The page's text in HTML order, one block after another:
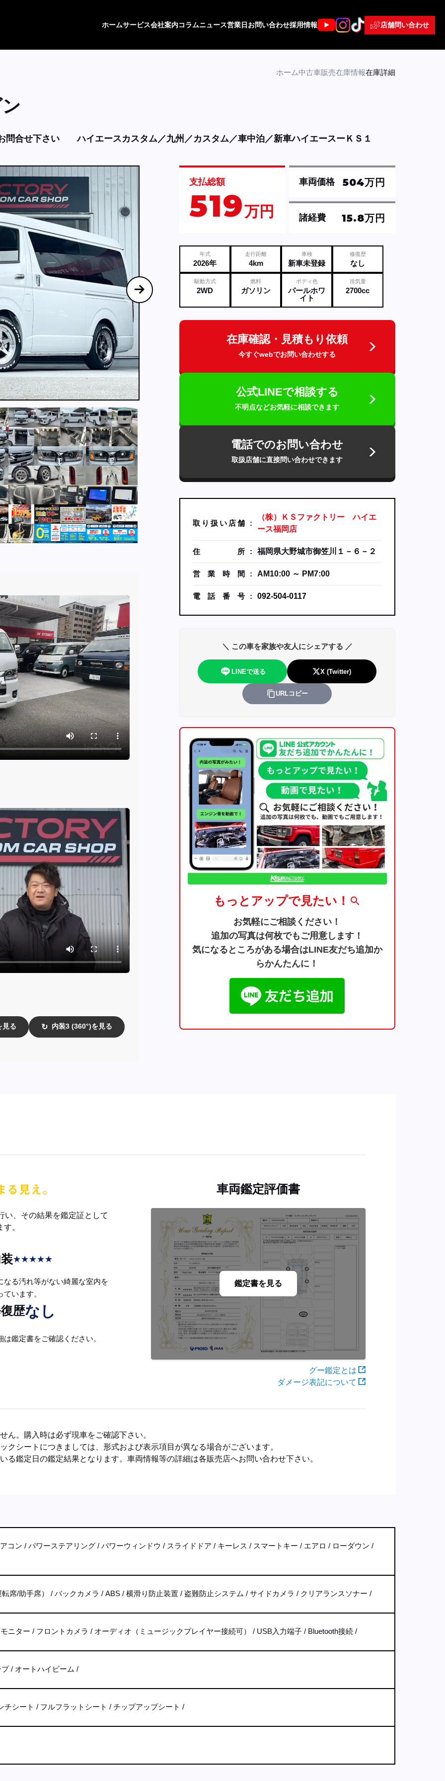
ホームサービス会社案内コラムニュース営業日 お問い合わせ採用情報 店舗問い合わせ
ホーム中古車販売在庫情報在庫詳細
問合せ下さい ハイエースカスタム／九州／カスタム／車中泊／新車ハイエースーＫＳ１
見る ↻ 内装3 (360°)を見る
支払総額
519万円 諸経費 15.8万円
車両価格 504万円
年式
2026年
走行距離
4km
車検
新車未登録
修復歴
なし
駆動方式
2WD
燃料
ガソリン
ボディ色
パールホワ
イト
排気量
2700cc
在庫確認・見積もり依頼
今すぐwebでお問い合わせする
公式LINEで相談する
不明点などお気軽に相談できます
電話でのお問い合わせ
取扱店舗に直接問い合わせできます
取 り 扱 い 店舗
（株）ＫＳファクトリー ハイエ
ース福岡店
住 所 福岡県大野城市御笠川１－６－２
営 業 時 間 AM10:00 ～ PM7:00
電 話 番 号 092-504-0117
＼ この車を家族や友人にシェアする ／
LINEで送る X (Twitter)
URLコピー
もっとアップで見たい！
お気軽にご相談ください！
追加の写真は何枚でもご用意します！
気になるところがある場合はLINE友だち追加か
らかんたんに！
い、その結果を鑑定証として
。
★★★★★
なる汚れ等がない綺麗な室内を
ています。
歴なし
は鑑定書をご確認ください。
車両鑑定評価書
鑑定書を見る
グー鑑定とは
ダメージ表記について
。購入時は必ず現車をご確認下さい。
シートにつきましては、形式および表示項目が異なる場合がございます。
鑑定日の鑑定結果となります。車両情報等の詳細は各販売店へお問い合わせ下さい。
コン パワーステアリング パワーウィンドウ スライドドア キーレス スマートキー エアロ ローダウン
席/助手席） バックカメラ ABS 横滑り防止装置 盗難防止システム サイドカメラ クリアランスソナー
ニター フロントカメラ オーディオ（ミュージックプレイヤー接続可） USB入力端子 Bluetooth接続
プ オートハイビーム
チシート フルフラットシート チップアップシート